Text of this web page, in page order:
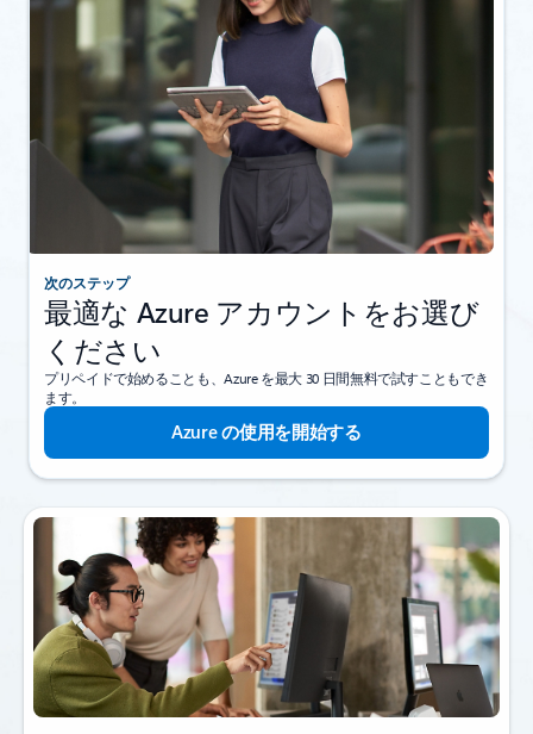
次のステップ
最適な Azure アカウントをお選び
ください
プリペイドで始めることも、Azure を最大 30 日間無料で試すこともでき
ます。
Azure の使用を開始する